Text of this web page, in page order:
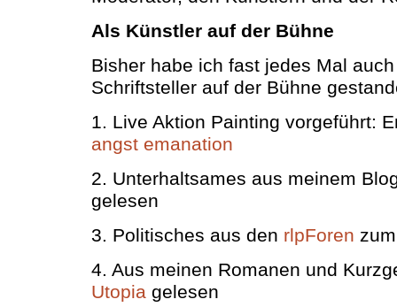
Als Künstler auf der Bühne
Bisher habe ich fast jedes Mal
Schriftsteller auf der Bühne
1. Live Aktion Painting vorgeführt:
angst emanation
2. Unterhaltsames aus meinem
gelesen
3. Politisches aus den rlpForen
4. Aus meinen Romanen und
Utopia gelesen